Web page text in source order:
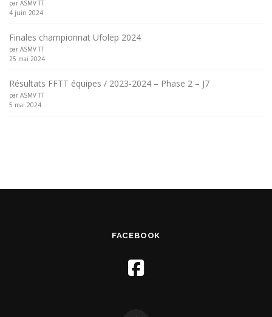
par ASMV TT
4 juin 2024
Finales championnat Ufolep 2024
par ASMV TT
25 mai 2024
Résultats FFTT équipes / 2023-2024 – Phase 2 – J7
par ASMV TT
5 mai 2024
FACEBOOK